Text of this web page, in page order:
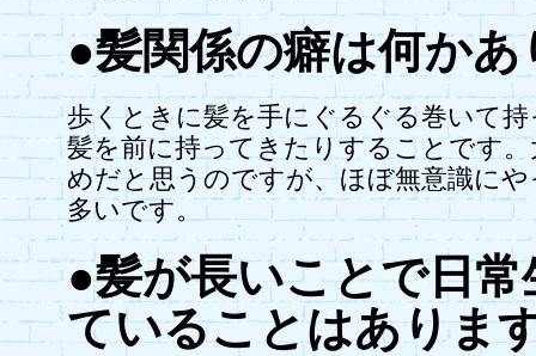
●髪関係の癖は何か
歩くときに髪を手にぐるぐる巻いて
髪を前に持ってきたりすることです
めだと思うのですが、ほぼ無意識に
多いです。
●髪が長いことで日
ていることはありま